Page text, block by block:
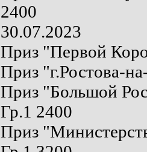
2400
30.07.2023
Приз "Первой
Приз "г.Ростова-
Приз "Большой
Гр.1 2400
Приз